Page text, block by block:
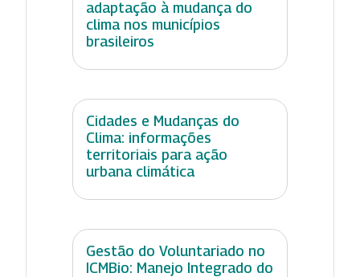
adaptação à mudança do
clima nos municípios
brasileiros
Cidades e Mudanças do
Clima: informações
territoriais para ação
urbana climática
Gestão do Voluntariado no
ICMBio: Manejo Integrado do